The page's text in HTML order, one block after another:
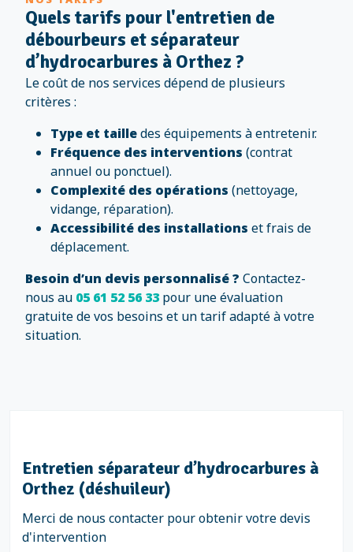
Quels tarifs pour l'entretien de
débourbeurs et séparateur
d’hydrocarbures à Orthez ?
Le coût de nos services dépend de plusieurs
critères :
Type et tailledes équipements à entretenir.
Fréquence des interventions (contrat
annuel ou ponctuel).
Complexité des opérations (nettoyage,
vidange, réparation).
Accessibilité des installations et frais de
déplacement.
Besoin d’un devis personnalisé ? Contactez-
nous au 05 61 52 56 33 pour une évaluation
gratuite de vos besoins et un tarif adapté à votre
situation.
Entretien séparateur d’hydrocarbures à
Orthez (déshuileur)
Merci de nous contacter pour obtenir votre devis
d'intervention